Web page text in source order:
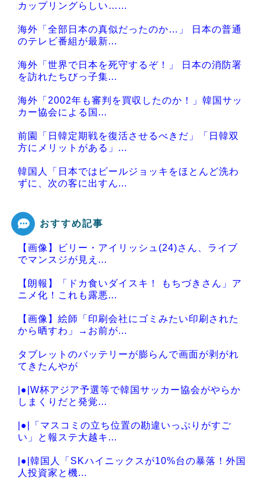
カップリングらしい…...
海外「全部日本の真似だったのか…」 日本の普通
のテレビ番組が最新...
海外「世界で日本を死守するぞ！」 日本の消防署
を訪れたちびっ子集...
海外「2002年も審判を買収したのか！」韓国サッ
カー協会による国...
前園「日韓定期戦を復活させるべきだ」「日韓双
方にメリットがある」...
韓国人「日本ではビールジョッキをほとんど洗わ
ずに、次の客に出すん...
Powered by livedoor 相互RSS
おすすめ記事
【画像】ビリー・アイリッシュ(24)さん、ライブ
でマンスジが見え...
【朗報】「ドカ食いダイスキ！ もちづきさん」ア
ニメ化！これも露悪...
【画像】絵師「印刷会社にゴミみたい印刷された
から晒すわ」→お前が...
タブレットのバッテリーが膨らんで画面が剥がれ
てきたんやが
|●|W杯アジア予選等で韓国サッカー協会がやらか
しまくりだと発覚...
|●|「マスコミの立ち位置の勘違いっぷりがすご
い」と報ステ大越キ...
|●|韓国人「SKハイニックスが10%台の暴落！外国
人投資家と機...